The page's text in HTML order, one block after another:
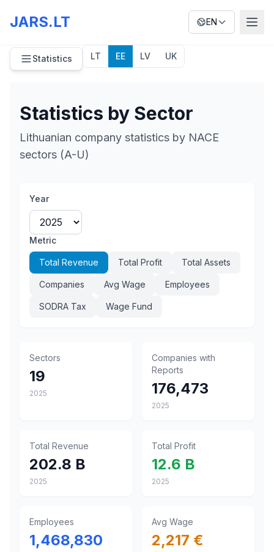
JARS.LT EN
Statistics LT EE LV UK
Statistics by Sector
Lithuanian company statistics by NACE
sectors (A-U)
Year
Metric
Total Revenue Total Profit Total Assets
Companies Avg Wage Employees
SODRA Tax Wage Fund
Sectors
19
2025
Companies with
Reports
176,473
2025
Total Revenue
202.8 B
2025
Total Profit
12.6 B
2025
Employees
1,468,830
Avg Wage
2,217 €